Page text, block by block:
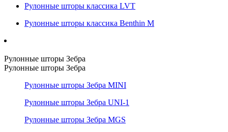
Рулонные шторы классика LVT
Рулонные шторы классика Benthin M
Рулонные шторы Зебра
Рулонные шторы Зебра
Рулонные шторы Зебра MINI
Рулонные шторы Зебра UNI-1
Рулонные шторы Зебра MGS